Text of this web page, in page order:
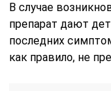
В случае
препарат дают
последних
как правило, не